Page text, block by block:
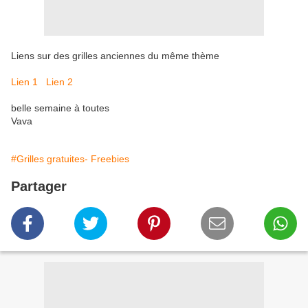
Liens sur des grilles anciennes du même thème
Lien 1 Lien 2
belle semaine à toutes
Vava
#Grilles gratuites- Freebies
Partager